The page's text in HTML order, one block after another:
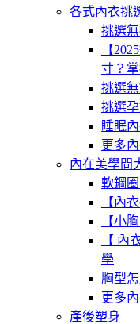
各式內衣挑
挑選
【
寸？
挑選
挑選
睡眠
更多
內在美學問
軟鋼
【內
【小
【 內
學
胸型
更多
產後塑身